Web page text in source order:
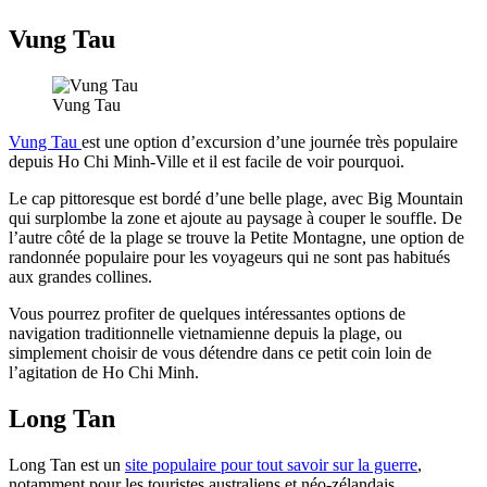
Vung Tau
Vung Tau
Vung Tau est une option d’excursion d’une journée très populaire
depuis Ho Chi Minh-Ville et il est facile de voir pourquoi.
Le cap pittoresque est bordé d’une belle plage, avec Big Mountain
qui surplombe la zone et ajoute au paysage à couper le souffle. De
l’autre côté de la plage se trouve la Petite Montagne, une option de
randonnée populaire pour les voyageurs qui ne sont pas habitués
aux grandes collines.
Vous pourrez profiter de quelques intéressantes options de
navigation traditionnelle vietnamienne depuis la plage, ou
simplement choisir de vous détendre dans ce petit coin loin de
l’agitation de Ho Chi Minh.
Long Tan
Long Tan est un site populaire pour tout savoir sur la guerre,